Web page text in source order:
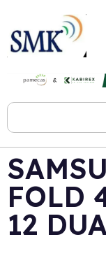
FOLD
12